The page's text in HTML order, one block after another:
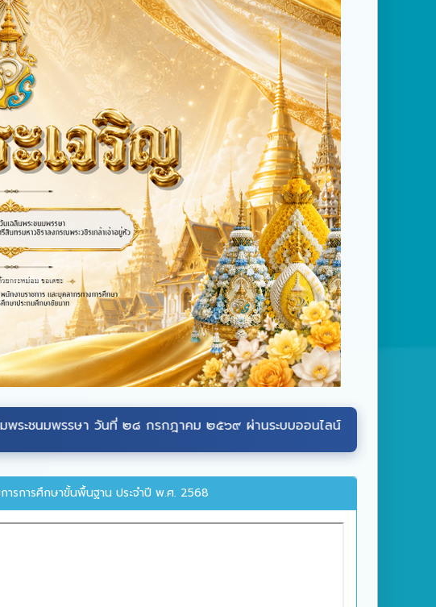
วันที่ ๒๘ กรกฎาคม ๒๕๖๙ ผ่านระบบออนไลน์ ที่เว็บไซต์หน่วยราชการในพระอ
รการศึกษาขั้นพื้นฐาน ประจำปี พ.ศ. 2568